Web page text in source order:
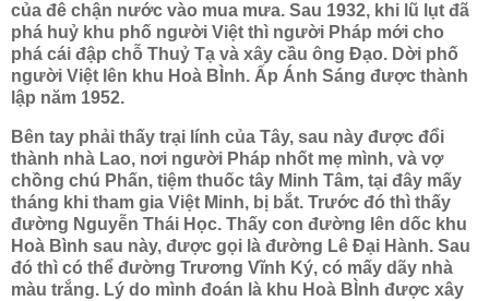
của đê chận nước vào mua mưa. Sau 1932, khi lũ lụt đã
phá huỷ khu phố người Việt thì người Pháp mới cho
phá cái đập chỗ Thuỷ Tạ và xây cầu ông Đạo. Dời phố
người Việt lên khu Hoà BÌnh. Ấp Ánh Sáng được thành
lập năm 1952.
Bên tay phải thấy trại lính của Tây, sau này được đổi
thành nhà Lao, nơi người Pháp nhốt mẹ mình, và vợ
chồng chú Phấn, tiệm thuốc tây Minh Tâm, tại đây mấy
tháng khi tham gia Việt Minh, bị bắt. Trước đó thì thấy
đường Nguyễn Thái Học. Thấy con đường lên dốc khu
Hoà Bình sau này, được gọi là đường Lê Đại Hành. Sau
đó thì có thể đường Trương Vĩnh Ký, có mấy dãy nhà
màu trắng. Lý do mình đoán là khu Hoà BÌnh được xây